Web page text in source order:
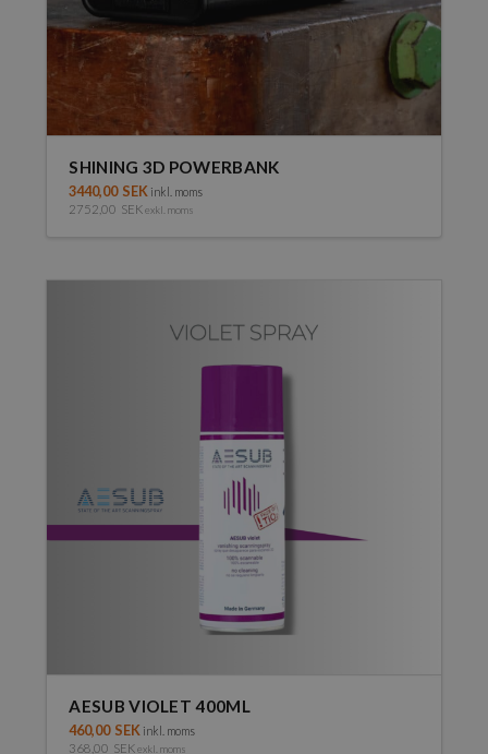
SHINING 3D POWERBANK
3440,00 SEK inkl. moms
2752,00 SEK exkl. moms
AESUB VIOLET 400ML
460,00 SEK inkl. moms
368,00 SEK exkl. moms